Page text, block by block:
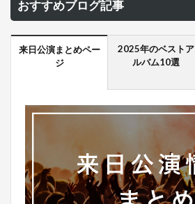
おすすめブログ記事
来日公演まとめペー
ジ
2025年のベストア
ルバム10選